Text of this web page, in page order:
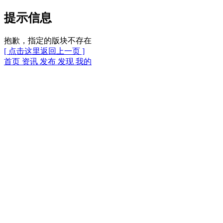
提示信息
抱歉，指定的版块不存在
[ 点击这里返回上一页 ]
首页 资讯 发布 发现 我的